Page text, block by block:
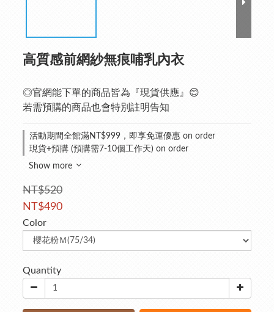
高質感前網紗無痕哺乳內衣
◎官網能下單的商品皆為『現貨供應』😊
若需預購的商品也會特別註明告知
活動期間全館滿NT$999，即享免運優惠 on order
現貨+預購 (預購需7-10個工作天) on order
Show more
NT$520
NT$490
Color
Quantity